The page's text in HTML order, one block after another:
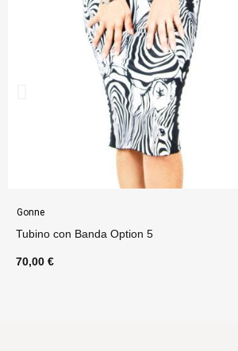
Gonne
Tubino con Banda Option 5
70,00 €